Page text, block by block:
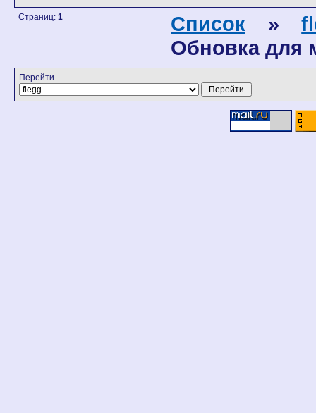
Страниц: 1 Список »
Обновка для
Перейти